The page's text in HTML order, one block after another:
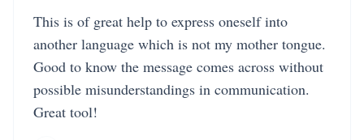
This is of great help to express oneself into
another language which is not my mother tongue.
Good to know the message comes across without
possible misunderstandings in communication.
Great tool!